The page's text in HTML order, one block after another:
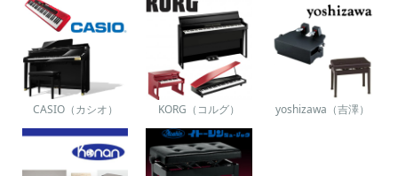
CASIO（カシオ） KORG（コルグ） yoshizawa（吉澤）